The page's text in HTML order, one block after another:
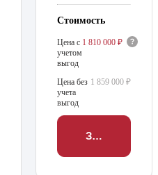
Стоимость
Цена с
учетом
выгод
1 810 000 ₽
Цена без
учета
выгод
1 859 000 ₽